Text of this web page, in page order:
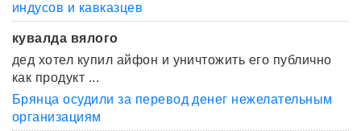
индусов и кавказцев
кувалда вялого
дед хотел купил айфон и уничтожить его публично
как продукт ...
Брянца осудили за перевод денег нежелательным
организациям